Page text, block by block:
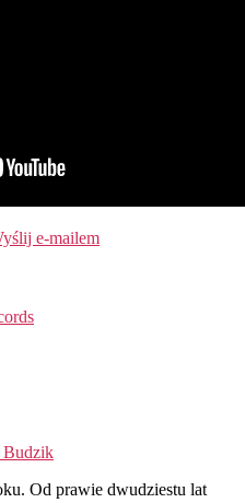
e-mailem
Budzik
Od prawie dwudziestu lat